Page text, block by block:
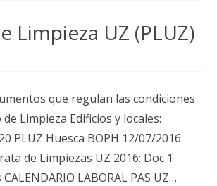
Limpieza UZ (PLUZ)
que regulan las condiciones
Limpieza Edificios y locales:
PLUZ Huesca BOPH 12/07/2016
de Limpiezas UZ 2016: Doc 1
LABORAL PAS UZ…